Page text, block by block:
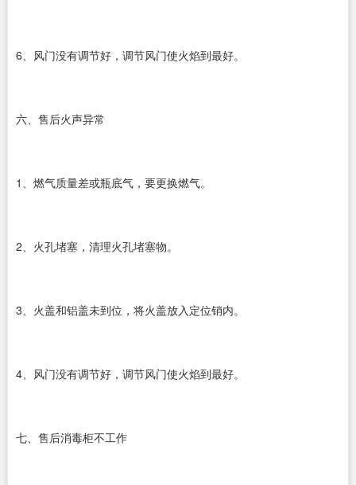
6、风门没有调节好，调节风门使火焰到最好。
六、售后火声异常
1、燃气质量差或瓶底气，要更换燃气。
2、火孔堵塞，清理火孔堵塞物。
3、火盖和铝盖未到位，将火盖放入定位销内。
4、风门没有调节好，调节风门使火焰到最好。
七、售后消毒柜不工作